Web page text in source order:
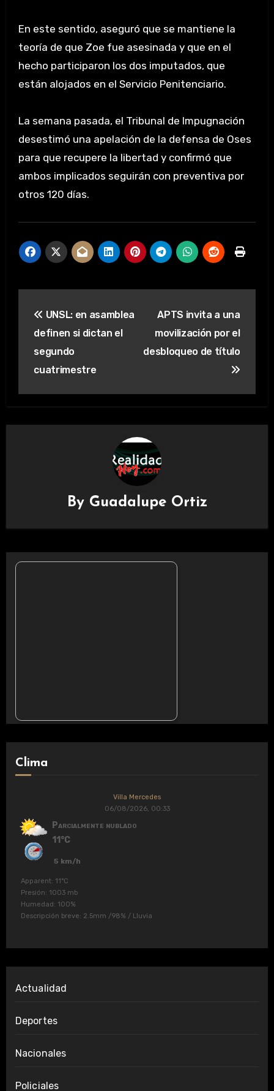
En este sentido, aseguró que se mantiene la
teoría de que Zoe fue asesinada y que en el
hecho participaron los dos imputados, que
están alojados en el Servicio Penitenciario.
La semana pasada, el Tribunal de Impugnación
desestimó una apelación de la defensa de Oses
para que recupere la libertad y confirmó que
ambos implicados seguirán con preventiva por
otros 120 días.
de
entradas
UNSL: en asamblea
definen si dictan el
segundo
cuatrimestre
APTS invita a una
movilización por el
desbloqueo de título
By Guadalupe Ortiz
Clima
Villa Mercedes
06/08/2026, 00:33
Parcialmente nublado
11°C
5 km/h
Apparent: 11°C
Presión: 1003 mb
Humedad: 100%
Descripción breve: 2.5mm /98% / Lluvia
Actualidad
Deportes
Nacionales
Policiales